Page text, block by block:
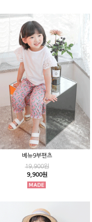
베뉴9부팬츠
19,900원
9,900원